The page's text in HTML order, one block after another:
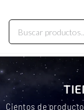
Cientos de